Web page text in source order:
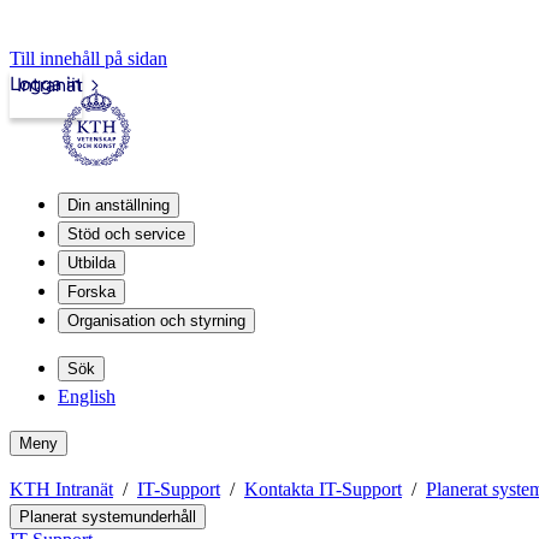
Till innehåll på sidan
Intranät
Logga in
Din anställning
Stöd och service
Utbilda
Forska
Organisation och styrning
Sök
English
Meny
KTH Intranät IT-Support Kontakta IT-Support Planerat
Planerat systemunderhåll